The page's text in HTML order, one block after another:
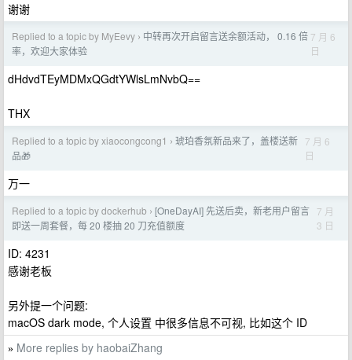
谢谢
Replied to a topic by MyEevy › 中转再次开启留言送余额活动， 0.16 倍
率，欢迎大家体验
7 月 6
日
dHdvdTEyMDMxQGdtYWlsLmNvbQ==
THX
Replied to a topic by xiaocongcong1 › 琥珀香氛新品来了，盖楼送新
品🎁
7 月 6
日
万一
Replied to a topic by dockerhub › [OneDayAI] 先送后卖，新老用户留言
即送一周套餐，每 20 楼抽 20 刀充值额度
7 月
3 日
ID: 4231
感谢老板
另外提一个问题:
macOS dark mode, 个人设置 中很多信息不可视, 比如这个 ID
» More replies by haobaiZhang